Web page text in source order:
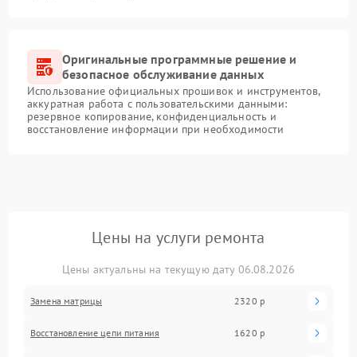
Оригинальные программные решение и
безопасное обслуживание данных
Использование официальных прошивок и инструментов,
аккуратная работа с пользовательскими данными:
резервное копирование, конфиденциальность и
восстановление информации при необходимости
Цены на услуги ремонта
Цены актуальны на текущую дату 06.08.2026
Замена матрицы 2320 р
Восстановление цепи питания 1620 р